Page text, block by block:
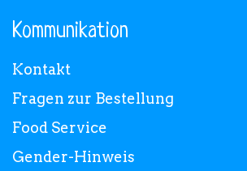
Kommunikation
Kontakt
Fragen zur Bestellung
Food Service
Gender-Hinweis